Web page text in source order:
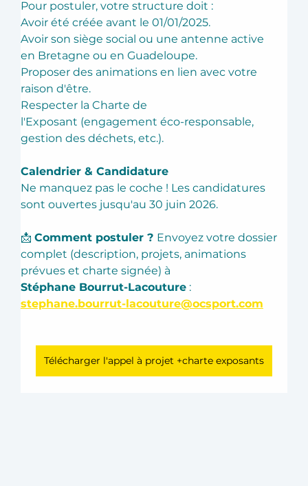
Pour postuler, votre structure doit :
Avoir été créée avant le 01/01/2025.
Avoir son siège social ou une antenne active
en Bretagne ou en Guadeloupe.
Proposer des animations en lien avec votre
raison d'être.
Respecter la Charte de
l'Exposant (engagement éco-responsable,
gestion des déchets, etc.).
Calendrier & Candidature
Ne manquez pas le coche ! Les candidatures
sont ouvertes jusqu'au 30 juin 2026.
📩 Comment postuler ? Envoyez votre dossier
complet (description, projets, animations
prévues et charte signée) à
Stéphane Bourrut-Lacouture :
stephane.bourrut-lacouture@ocsport.com
Télécharger l'appel à projet +charte exposants